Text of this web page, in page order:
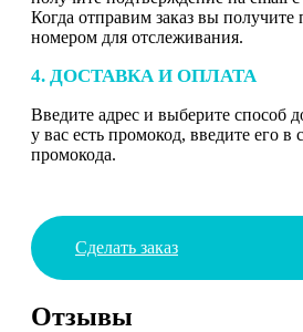
Когда отправим заказ вы получите
номером для отслеживания.
4. ДОСТАВКА И ОПЛАТА
Введите адрес и выберите способ
у вас есть промокод, введите его в
промокода.
Сделать заказ
Отзывы